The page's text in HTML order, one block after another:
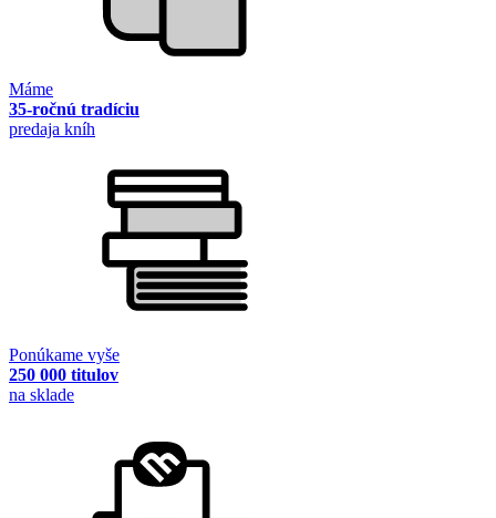
Máme
35-ročnú tradíciu
predaja kníh
Ponúkame vyše
250 000 titulov
na sklade